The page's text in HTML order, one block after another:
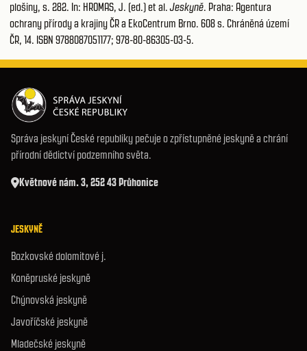
plošiny, s. 282. In: HROMAS, J. (ed.) et al.Jeskyně. Praha: Agentura
ochrany přírody a krajiny ČR a EkoCentrum Brno. 608 s. Chráněná území
ČR, 14. ISBN 9788087051177; 978-80-86305-03-5.
Správa jeskyní České republiky pečuje o zpřístupněné jeskyně a chrání
přírodní dědictví podzemního světa.
Květnové nám. 3, 252 43 Průhonice
JESKYNĚ
Bozkovské dolomitové j.
Koněpruské jeskyně
Chýnovská jeskyně
Javoříčské jeskyně
Mladečské jeskyně